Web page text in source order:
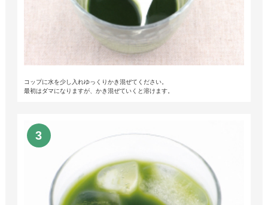
コップに水を少し入れゆっくりかき混ぜてください。
最初はダマになりますが、かき混ぜていくと溶けます。